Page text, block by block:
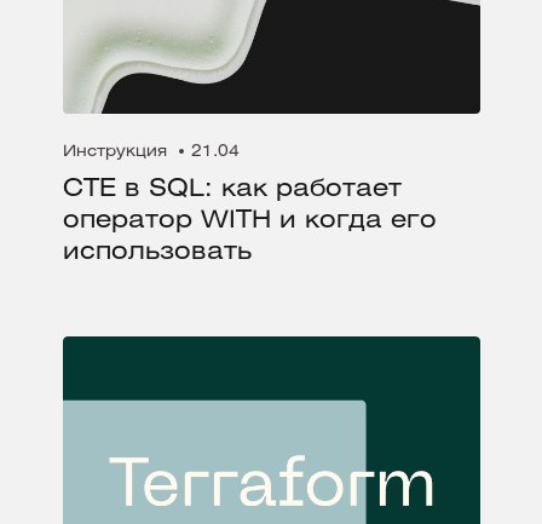
Инструкция 21.04
CTE в SQL: как работает
оператор WITH и когда его
использовать